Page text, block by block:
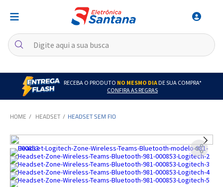
RECEBA O PRODUTO NO MESMO DIADE SUA COMPRA*
CONFIRA AS REGRAS
HEADSET HEADSET SEM FIO